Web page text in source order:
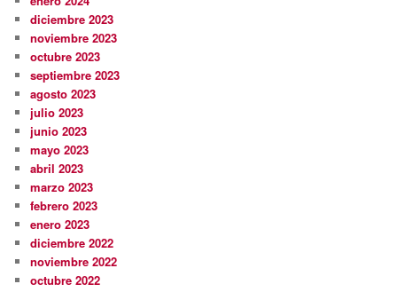
diciembre 2023
noviembre 2023
octubre 2023
septiembre 2023
agosto 2023
julio 2023
junio 2023
mayo 2023
abril 2023
marzo 2023
febrero 2023
enero 2023
diciembre 2022
noviembre 2022
octubre 2022